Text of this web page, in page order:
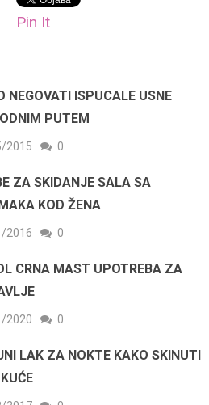
Pin It
NEGOVATI ISPUCALE USNE
PUTEM
2015 0
ZA SKIDANJE SALA SA
KOD ŽENA
2016 0
CRNA MAST UPOTREBA ZA
2020 0
LAK ZA NOKTE KAKO SKINUTI